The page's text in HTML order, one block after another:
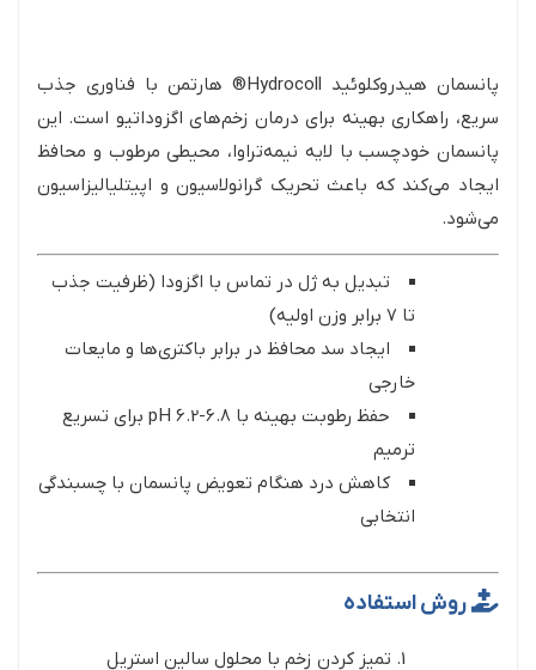
پانسمان هیدروکلوئید Hydrocoll® هارتمن با فناوری جذب
سریع، راهکاری بهینه برای درمان زخم‌های اگزوداتیو است. این
پانسمان خودچسب با لایه نیمه‌تراوا، محیطی مرطوب و محافظ
ایجاد می‌کند که باعث تحریک گرانولاسیون و اپیتلیالیزاسیون
می‌شود.
تبدیل به ژل در تماس با اگزودا (ظرفیت جذب
ایجاد سد محافظ در برابر باکتری‌ها و مایعات
خارجی
حفظ رطوبت بهینه با pH 6.2-6.8 برای تسریع
ترمیم
کاهش درد هنگام تعویض پانسمان با چسبندگی
انتخابی
روش استفاده
تمیز کردن زخم با محلول سالین استریل